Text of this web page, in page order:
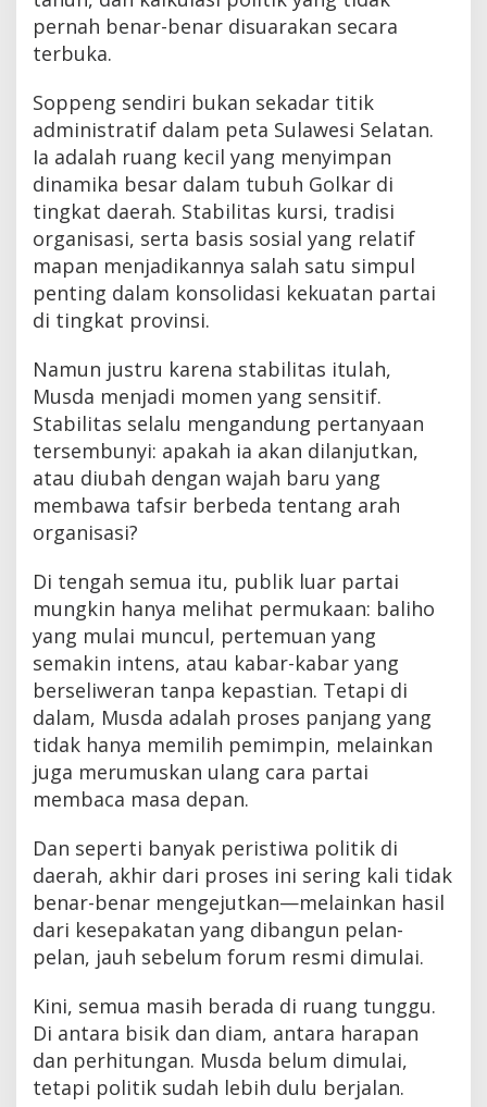
pernah benar-benar disuarakan secara
terbuka.
Soppeng sendiri bukan sekadar titik
administratif dalam peta Sulawesi Selatan.
Ia adalah ruang kecil yang menyimpan
dinamika besar dalam tubuh Golkar di
tingkat daerah. Stabilitas kursi, tradisi
organisasi, serta basis sosial yang relatif
mapan menjadikannya salah satu simpul
penting dalam konsolidasi kekuatan partai
di tingkat provinsi.
Namun justru karena stabilitas itulah,
Musda menjadi momen yang sensitif.
Stabilitas selalu mengandung pertanyaan
tersembunyi: apakah ia akan dilanjutkan,
atau diubah dengan wajah baru yang
membawa tafsir berbeda tentang arah
organisasi?
Di tengah semua itu, publik luar partai
mungkin hanya melihat permukaan: baliho
yang mulai muncul, pertemuan yang
semakin intens, atau kabar-kabar yang
berseliweran tanpa kepastian. Tetapi di
dalam, Musda adalah proses panjang yang
tidak hanya memilih pemimpin, melainkan
juga merumuskan ulang cara partai
membaca masa depan.
Dan seperti banyak peristiwa politik di
daerah, akhir dari proses ini sering kali tidak
benar-benar mengejutkan—melainkan hasil
dari kesepakatan yang dibangun pelan-
pelan, jauh sebelum forum resmi dimulai.
Kini, semua masih berada di ruang tunggu.
Di antara bisik dan diam, antara harapan
dan perhitungan. Musda belum dimulai,
tetapi politik sudah lebih dulu berjalan.